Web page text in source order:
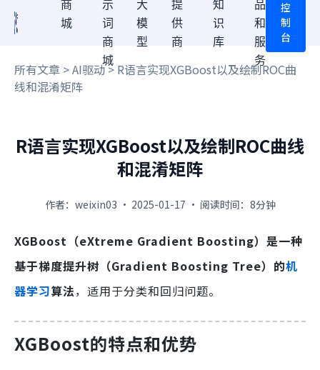
商
城
示
词
商
城
大
模
型
提
供
商
知
识
库
品
和
服
务
控
制
台
所有文章 >AI驱动> R语言实现XGBoost以及绘制ROC曲
线和混淆矩阵
R语言实现XGBoost以及绘制ROC曲线
和混淆矩阵
作者：weixin03 · 2025-01-17 · 阅读时间：8分钟
XGBoost（eXtreme Gradient Boosting）是一种
基于梯度提升树（Gradient Boosting Tree）的机
器学习算法，适用于分类和回归问题。
XGBoost的特点和优势